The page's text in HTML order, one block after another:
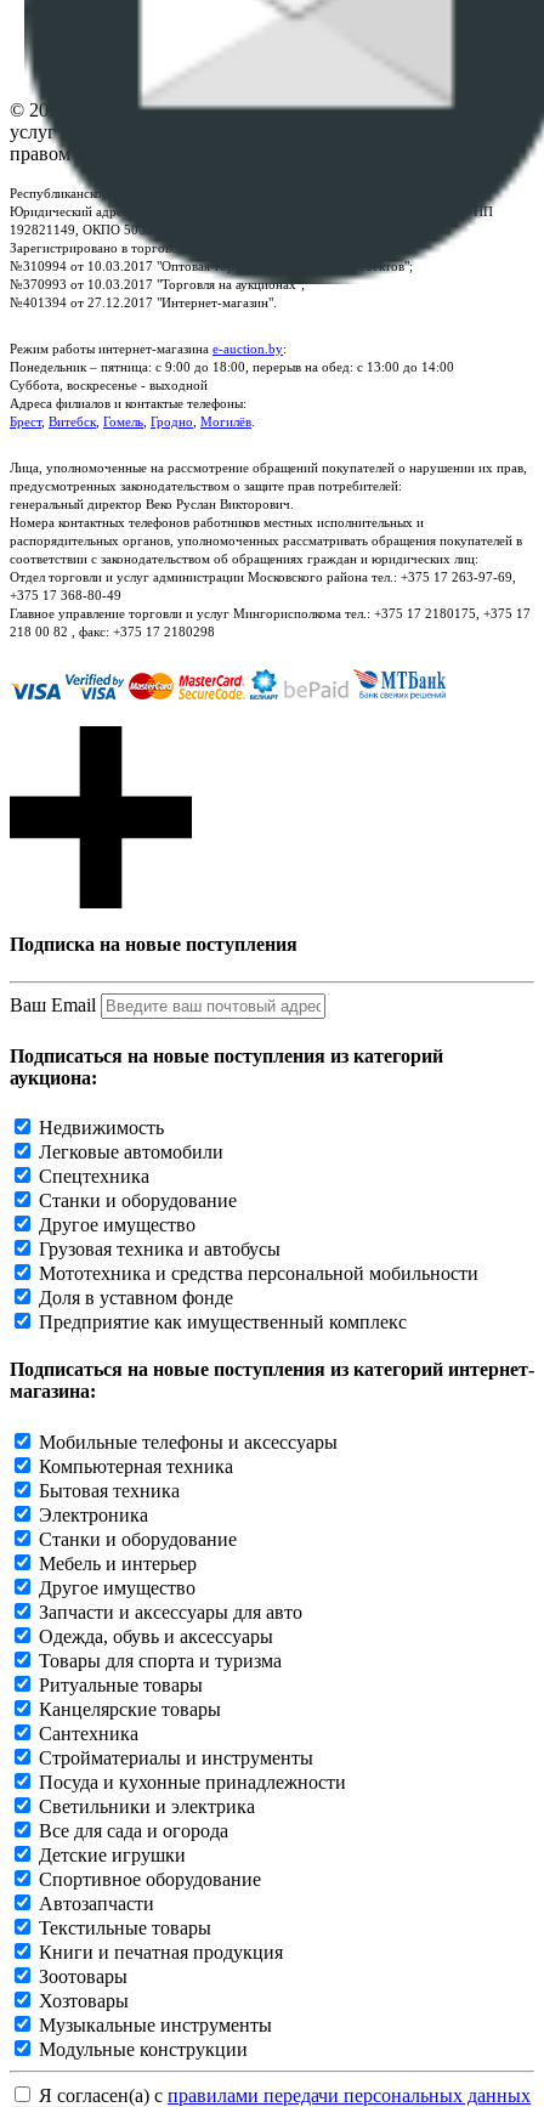
Настройки cookie-файлов
© 2026 Республиканское унитарное предприятие по оказанию
услуг "БелЮрОбеспечение" - Все права защищены авторским
правом
Республиканское унитарное предприятие по оказанию услуг "БелЮрОбеспечение"
Юридический адрес: г. Минск, пр-т. Дзержинского, 1Б, e-mail:
, УНП
192821149, ОКПО 500111895000
Зарегистрировано в торговом реестре Республики Беларусь:
№310994 от 10.03.2017 "Оптовая торговля без торговых объектов";
№370993 от 10.03.2017 "Торговля на аукционах";
№401394 от 27.12.2017 "Интернет-магазин".
Режим работы интернет-магазина e-auction.by:
Понедельник – пятница: с 9:00 до 18:00, перерыв на обед: с 13:00 до 14:00
Суббота, воскресенье - выходной
Адреса филиалов и контактые телефоны:
Брест, Витебск Гомель Гродно Могилёв
Лица, уполномоченные на рассмотрение обращений покупателей о нарушении их прав,
предусмотренных законодательством о защите прав потребителей:
генеральный директор Веко Руслан Викторович.
Номера контактных телефонов работников местных исполнительных и
распорядительных органов, уполномоченных рассматривать обращения покупателей в
соответствии с законодательством об обращениях граждан и юридических лиц:
Отдел торговли и услуг администрации Московского района тел.: +375 17 263-97-69,
+375 17 368-80-49
Главное управление торговли и услуг Мингорисполкома тел.: +375 17 2180175, +375 17
218 00 82 , факс: +375 17 2180298
Подписка на новые поступления
Ваш Email
Подписаться на новые поступления из категорий
аукциона:
Недвижимость
Легковые автомобили
Спецтехника
Станки и оборудование
Другое имущество
Грузовая техника и автобусы
Мототехника и средства персональной мобильности
Доля в уставном фонде
Предприятие как имущественный комплекс
Подписаться на новые поступления из категорий интернет-
магазина:
Мобильные телефоны и аксессуары
Компьютерная техника
Бытовая техника
Электроника
Станки и оборудование
Мебель и интерьер
Другое имущество
Запчасти и аксессуары для авто
Одежда, обувь и аксессуары
Товары для спорта и туризма
Ритуальные товары
Канцелярские товары
Сантехника
Стройматериалы и инструменты
Посуда и кухонные принадлежности
Светильники и электрика
Все для сада и огорода
Детские игрушки
Спортивное оборудование
Автозапчасти
Текстильные товары
Книги и печатная продукция
Зоотовары
Хозтовары
Музыкальные инструменты
Модульные конструкции
Я согласен(а) с правилами передачи персональных данных